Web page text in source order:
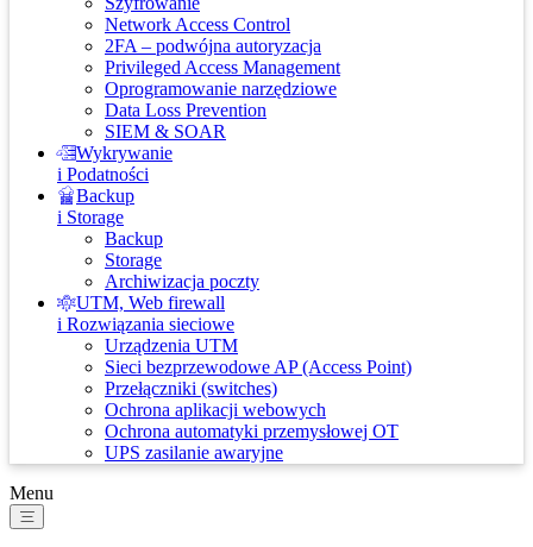
Network Access Control
2FA – podwójna autoryzacja
Privileged Access Management
Oprogramowanie narzędziowe
Data Loss Prevention
SIEM & SOAR
Wykrywanie
i Podatności
Backup
i Storage
Backup
Storage
Archiwizacja poczty
UTM, Web firewall
i Rozwiązania sieciowe
Urządzenia UTM
Sieci bezprzewodowe AP (Access Point)
Przełączniki (switches)
Ochrona aplikacji webowych
Ochrona automatyki przemysłowej OT
UPS zasilanie awaryjne
Menu